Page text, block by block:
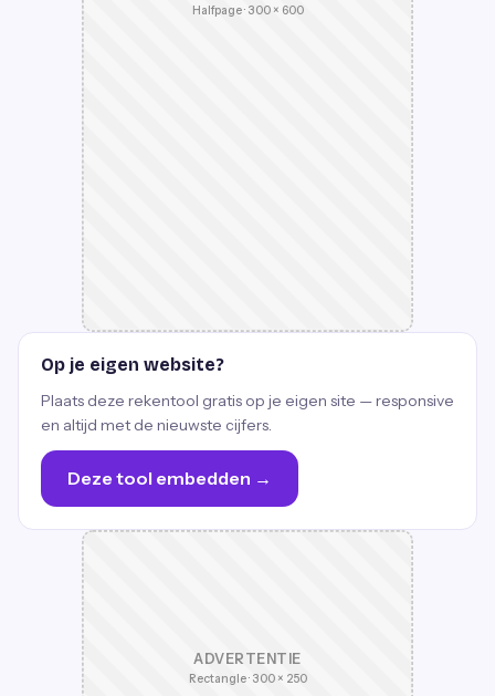
Halfpage · 300 × 600
Op je eigen website?
Plaats deze rekentool gratis op je eigen site — responsive
en altijd met de nieuwste cijfers.
Deze tool embedden →
ADVERTENTIE
Rectangle · 300 × 250